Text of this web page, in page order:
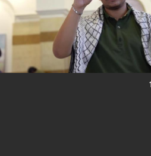
إنسانيٌّ شجاعٌ للحياة تحت وطأة الحرب، حيث
عايشوا التفجيرات والدمار، فنرى بعيونهم